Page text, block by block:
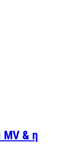
& η